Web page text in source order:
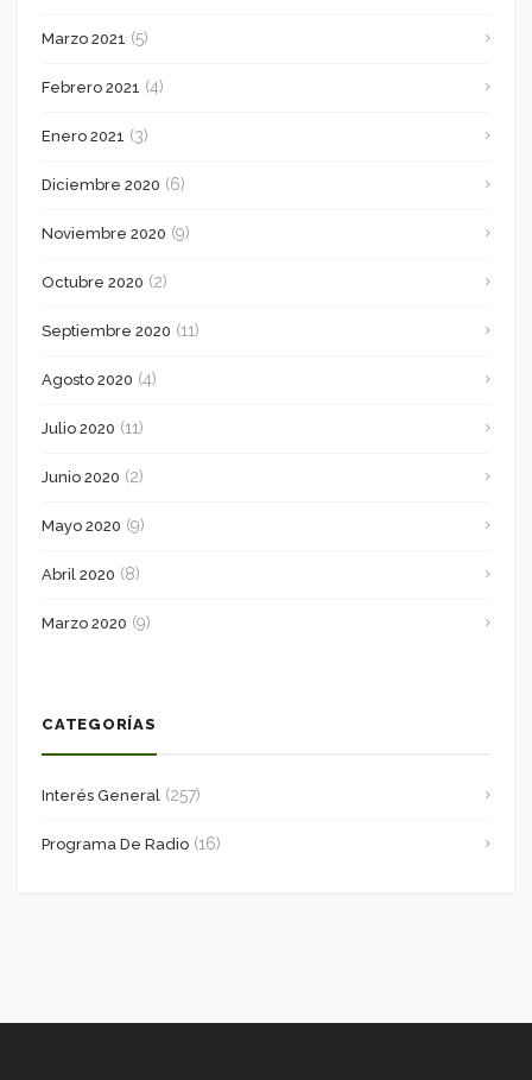
Marzo 2021 (5)
Febrero 2021 (4)
Enero 2021 (3)
Diciembre 2020 (6)
Noviembre 2020 (9)
Octubre 2020 (2)
Septiembre 2020 (11)
Agosto 2020 (4)
Julio 2020 (11)
Junio 2020 (2)
Mayo 2020 (9)
Abril 2020 (8)
Marzo 2020 (9)
CATEGORÍAS
Interés General (257)
Programa De Radio (16)